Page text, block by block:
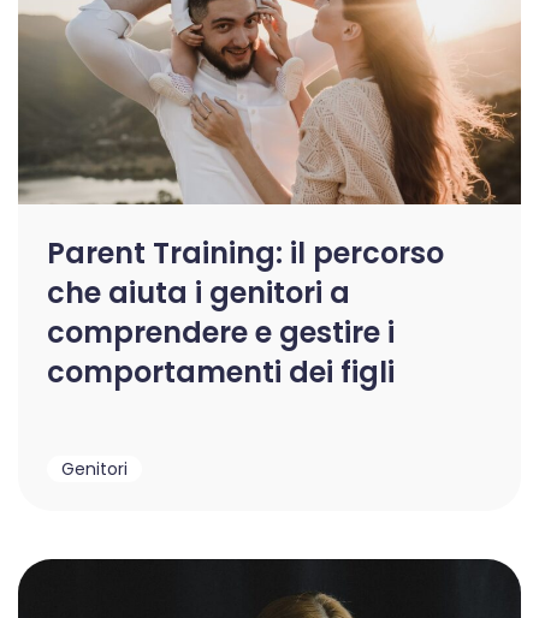
Parent Training: il percorso
che aiuta i genitori a
comprendere e gestire i
comportamenti dei figli
Genitori